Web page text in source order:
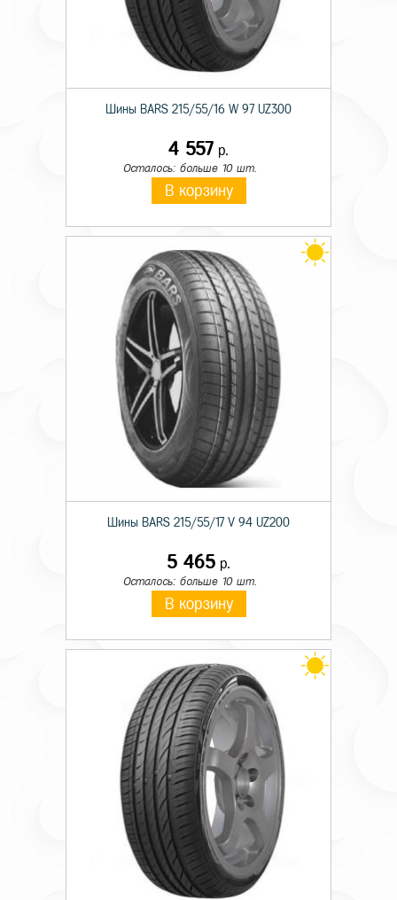
Шины BARS 215/55/16 W 97 UZ300
4 557 р.
Осталось: больше 10 шт.
В корзину
Шины BARS 215/55/17 V 94 UZ200
5 465 р.
Осталось: больше 10 шт.
В корзину